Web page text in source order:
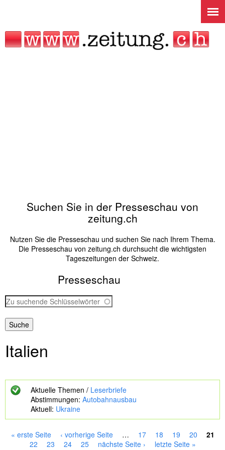
Suchen Sie in der Presseschau von
zeitung.ch
Nutzen Sie die Presseschau und suchen Sie nach Ihrem Thema.
Die Presseschau von zeitung.ch durchsucht die wichtigsten
Tageszeitungen der Schweiz.
Presseschau
Z
u
s
u
h
eItalien
Aktuelle Themen / Leserbriefe
Abstimmungen: Autobahnausbau
Aktuell: Ukraine
« erste Seite ‹ vorherige Seite … 17 18 19 20
21
22
23 24 25 nächste Seite › letzte Seite »